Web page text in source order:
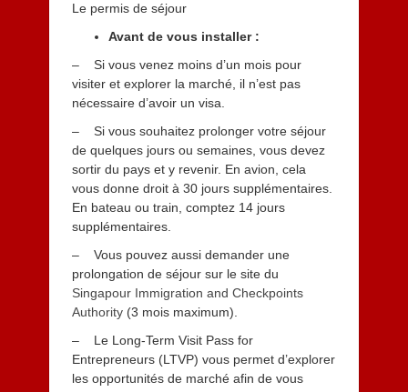
Le permis de séjour
Avant de vous installer :
– Si vous venez moins d’un mois pour
visiter et explorer la marché, il n’est pas
nécessaire d’avoir un visa.
– Si vous souhaitez prolonger votre séjour
de quelques jours ou semaines, vous devez
sortir du pays et y revenir. En avion, cela
vous donne droit à 30 jours supplémentaires.
En bateau ou train, comptez 14 jours
supplémentaires.
– Vous pouvez aussi demander une
prolongation de séjour sur le site du
Singapour Immigration and Checkpoints
Authority(3 mois maximum).
– Le Long-Term Visit Pass for
Entrepreneurs (LTVP) vous permet d’explorer
les opportunités de marché afin de vous